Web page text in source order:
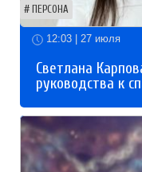
ПЕРСОНА
12:03 | 27 июля
Светлана
руководства к